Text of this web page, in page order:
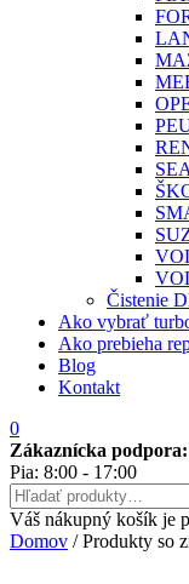
Čistenie
Ako vybrať
Ako prebieha
Blog
Kontakt
0
Zákaznícka podpora:
Pia: 8:00 - 17:00
Hľadať:
Váš nákupný košík je
Domov / Produkty so